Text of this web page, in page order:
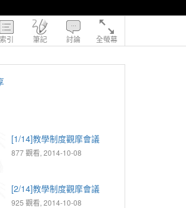
索引 筆記 討論 全螢幕
[1/14]教學制度觀摩會議
877 觀看, 2014-10-08
[2/14]教學制度觀摩會議
925 觀看, 2014-10-08